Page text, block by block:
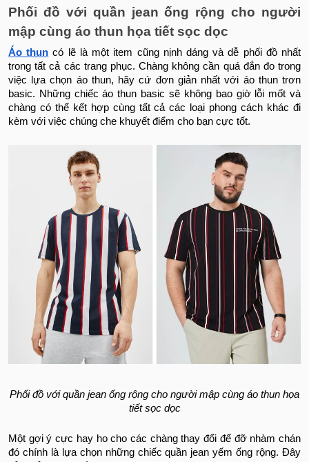
Phối đồ với quần jean ống rộng cho người
mập cùng áo thun họa tiết sọc dọc
Áo thun có lẽ là một item cũng nịnh dáng và dễ phối đồ nhất
trong tất cả các trang phục. Chàng không cần quá đắn đo trong
việc lựa chọn áo thun, hãy cứ đơn giản nhất với áo thun trơn
basic. Những chiếc áo thun basic sẽ không bao giờ lỗi mốt và
chàng có thể kết hợp cùng tất cả các loại phong cách khác đi
kèm với việc chúng che khuyết điểm cho bạn cực tốt.
Phối đồ với quần jean ống rộng cho người mập cùng áo thun họa
tiết sọc dọc
Một gợi ý cực hay ho cho các chàng thay đổi để đỡ nhàm chán
đó chính là lựa chọn những chiếc quần jean yếm ống rộng. Đây